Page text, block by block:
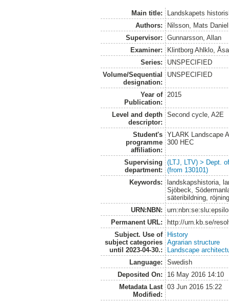
Main title:
Landskapets
Authors:
Nilsson, Mats Daniel
Supervisor:
Gunnarsson, Allan
Examiner:
Klintborg Ahlklo, Åsa
Series:
UNSPECIFIED
Volume/Sequential
designation:
UNSPECIFIED
Year of
Publication:
2015
Level and depth
descriptor:
Second cycle, A2E
Student's
programme
affiliation:
YLARK Landscape
300 HEC
Supervising
department:
(LTJ, LTV) > Dept.
(from 130101)
Keywords:
landskapshistoria,
Sjöbeck,
säteribildning,
URN:NBN:
Permanent URL:
http://urn.kb.se/
Subject. Use of
subject categories
until 2023-04-30.:
History
Agrarian structure
Landscape
Language:
Swedish
Deposited On:
16 May 2016 14:10
Metadata Last
Modified:
03 Jun 2016 15:22